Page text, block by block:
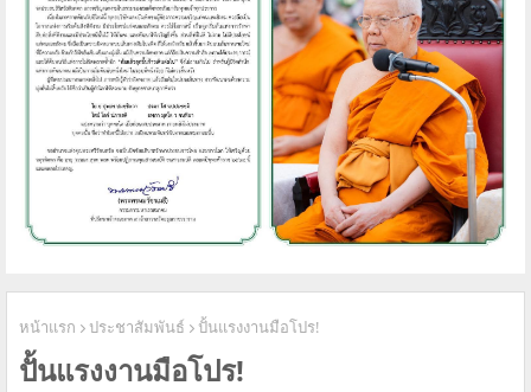
หน้าแรก ประชาสัมพันธ์ ปั้นแรงงานมือโปร!
ปั้นแรงงานมือโปร!